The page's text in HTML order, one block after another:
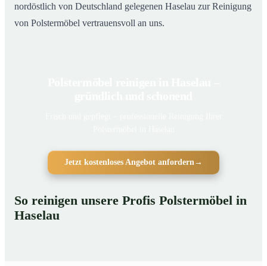
nordöstlich von Deutschland gelegenen Haselau zur Reinigung
von Polstermöbel vertrauensvoll an uns.
Jetzt kostenloses Angebot anfordern→
So reinigen unsere Profis Polstermöbel in
Haselau